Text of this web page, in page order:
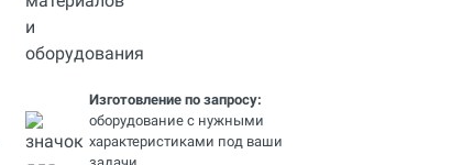
Изготовление по запросу:
оборудование с нужными
характеристиками под ваши